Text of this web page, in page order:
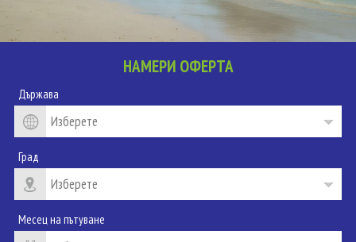
НАМЕРИ ОФЕРТА
Държава
Град
Месец на пътуване